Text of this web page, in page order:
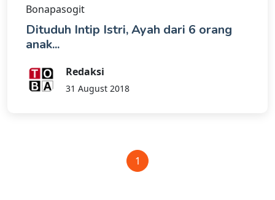
Bonapasogit
Dituduh Intip Istri, Ayah dari 6 orang
anak...
Redaksi
31 August 2018
1